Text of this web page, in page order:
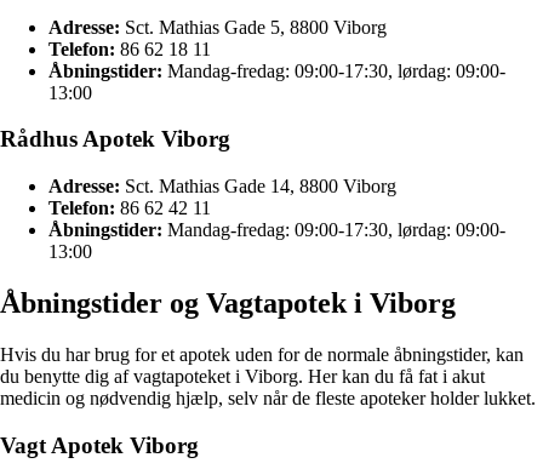
Adresse: Sct. Mathias Gade 5, 8800 Viborg
Telefon: 86 62 18 11
Åbningstider: Mandag-fredag: 09:00-17:30, lørdag: 09:00-
13:00
Rådhus Apotek Viborg
Adresse: Sct. Mathias Gade 14, 8800 Viborg
Telefon: 86 62 42 11
Åbningstider: Mandag-fredag: 09:00-17:30, lørdag: 09:00-
13:00
Åbningstider og Vagtapotek i Viborg
Hvis du har brug for et apotek uden for de normale åbningstider, kan
du benytte dig af vagtapoteket i Viborg. Her kan du få fat i akut
medicin og nødvendig hjælp, selv når de fleste apoteker holder lukket.
Vagt Apotek Viborg